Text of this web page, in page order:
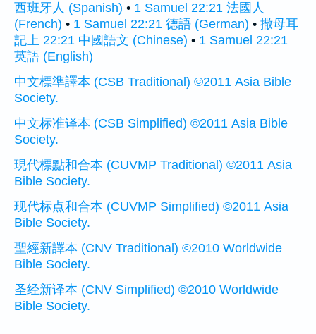
西班牙人 (Spanish) • 1 Samuel 22:21 法國人
(French) • 1 Samuel 22:21 德語 (German) • 撒母耳
記上 22:21 中國語文 (Chinese) • 1 Samuel 22:21
英語 (English)
中文標準譯本 (CSB Traditional) ©2011 Asia Bible
Society.
中文标准译本 (CSB Simplified) ©2011 Asia Bible
Society.
現代標點和合本 (CUVMP Traditional) ©2011 Asia
Bible Society.
现代标点和合本 (CUVMP Simplified) ©2011 Asia
Bible Society.
聖經新譯本 (CNV Traditional) ©2010 Worldwide
Bible Society.
圣经新译本 (CNV Simplified) ©2010 Worldwide
Bible Society.